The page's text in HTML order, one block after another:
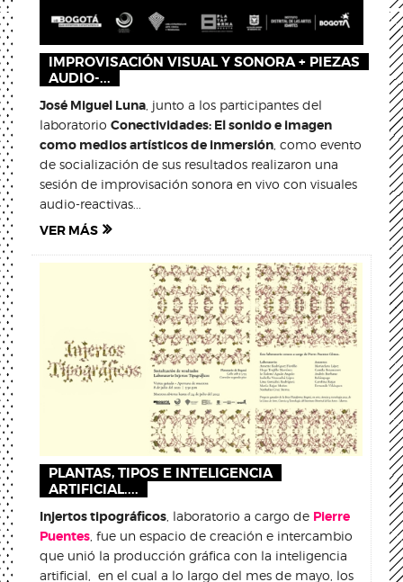
IMPROVISACIÓN VISUAL Y SONORA + PIEZAS
AUDIO-...
José Miguel Luna, junto a los participantes del
laboratorio Conectividades: El sonido e imagen
como medios artísticos de inmersión, como evento
de socialización de sus resultados realizaron una
sesión de improvisación sonora en vivo con visuales
audio-reactivas...
VER MÁS
PLANTAS, TIPOS E INTELIGENCIA
ARTIFICIAL....
Injertos tipográficos, laboratorio a cargo de Pierre
Puentes, fue un espacio de creación e intercambio
que unió la producción gráfica con la inteligencia
artificial, en el cual a lo largo del mes de mayo, los